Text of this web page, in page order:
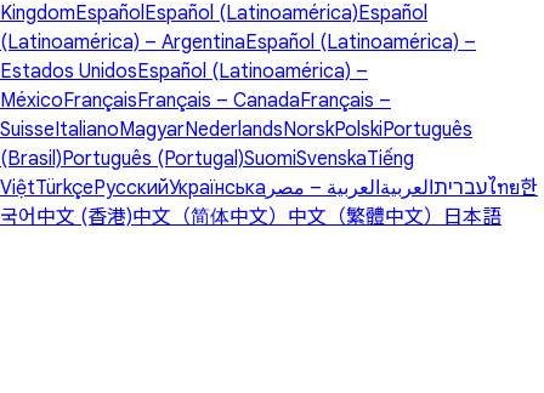
KingdomEspañolEspañol (Latinoamérica)Español
(Latinoamérica) – ArgentinaEspañol (Latinoamérica) –
Estados UnidosEspañol (Latinoamérica) –
MéxicoFrançaisFrançais – CanadaFrançais –
SuisseItalianoMagyarNederlandsNorskPolskiPortuguês
(Brasil)Português (Portugal)SuomiSvenskaTiếng
ViệtTürkçeРусскийУкраїнська עבריתالعربيةالعربية – مصر ไทย한
국어 中文 (香港)中文（简体中文） 中文（繁體中文） 日本語